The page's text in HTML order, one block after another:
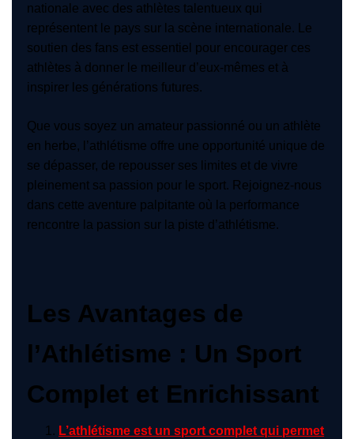
nationale avec des athlètes talentueux qui
représentent le pays sur la scène internationale. Le
soutien des fans est essentiel pour encourager ces
athlètes à donner le meilleur d’eux-mêmes et à
inspirer les générations futures.
Que vous soyez un amateur passionné ou un athlète
en herbe, l’athlétisme offre une opportunité unique de
se dépasser, de repousser ses limites et de vivre
pleinement sa passion pour le sport. Rejoignez-nous
dans cette aventure palpitante où la performance
rencontre la passion sur la piste d’athlétisme.
Les Avantages de
l’Athlétisme : Un Sport
Complet et Enrichissant
L’athlétisme est un sport complet qui permet